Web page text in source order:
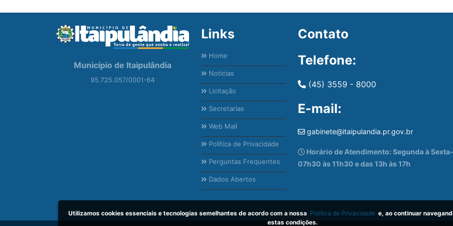
Município de Itaipulândia
95.725.057/0001-64
Links
Home
Notícias
Licitação
Secretarias
Web Mail
Política de Privacidade
Perguntas Frequentes
Dados Abertos
Contato
Telefone:
(45) 3559 - 8000
E-mail:
gabinete@itaipulandia.pr.gov.br
Horário de Atendimento: Segunda à
07h30 às 11h30 e das 13h às 17h
Utilizamos cookies essenciais e tecnologias semelhantes de acordo com a nossa Política de Privacidadee, ao continuar
estas condições.